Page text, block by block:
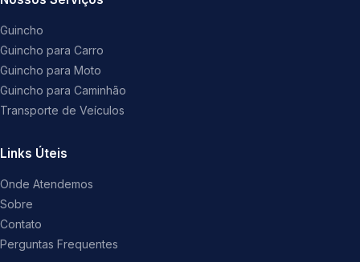
Guincho
Guincho para Carro
Guincho para Moto
Guincho para Caminhão
Transporte de Veículos
Links Úteis
Onde Atendemos
Sobre
Contato
Perguntas Frequentes